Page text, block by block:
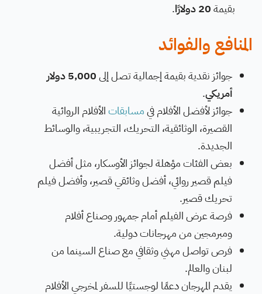
بقيمة20 دولارًا .
المنافع والفوائد
جوائز نقدية بقيمة إجمالية تصل إلى
5,000 دولار
أمريكي.
جوائز لأفضل الأفلام فيمسابقاتالأفلام الروائية
القصيرة، الوثائقية، التحريك، التجريبية، والوسائط
الجديدة.
بعض الفئات مؤهلة لجوائز الأوسكار، مثل أفضل
فيلم قصير روائي، أفضل وثائقي قصير، وأفضل فيلم
تحريك قصير.
فرصة عرض الفيلم أمام جمهور وصناع أفلام
ومبرمجين من مهرجانات دولية.
فرص تواصل مهني وثقافي مع صناع السينما من
لبنان والعالم.
يقدم المهرجان دعمًا لوجستيًا للسفر لمخرجي الأفلام